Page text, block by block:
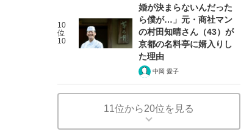
10
位
10
婚が決まらないんだった
ら僕が…」元・商社マン
の村田知晴さん（43）が
京都の名料亭に婿入りし
た理由
中岡 愛子
11位から20位を見る